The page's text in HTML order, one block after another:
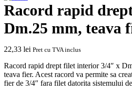
Racord rapid
Dm.25 mm, teava
22,33 lei Pret cu TVA inclus
Racord rapid drept filet interior 3/4″ x
teava fier. Acest racord va permite sa
fier de 3/4″ fara filet datorita sistemului